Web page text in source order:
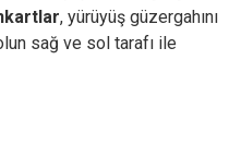
, yürüyüş güzergahını
sağ ve sol tarafı ile